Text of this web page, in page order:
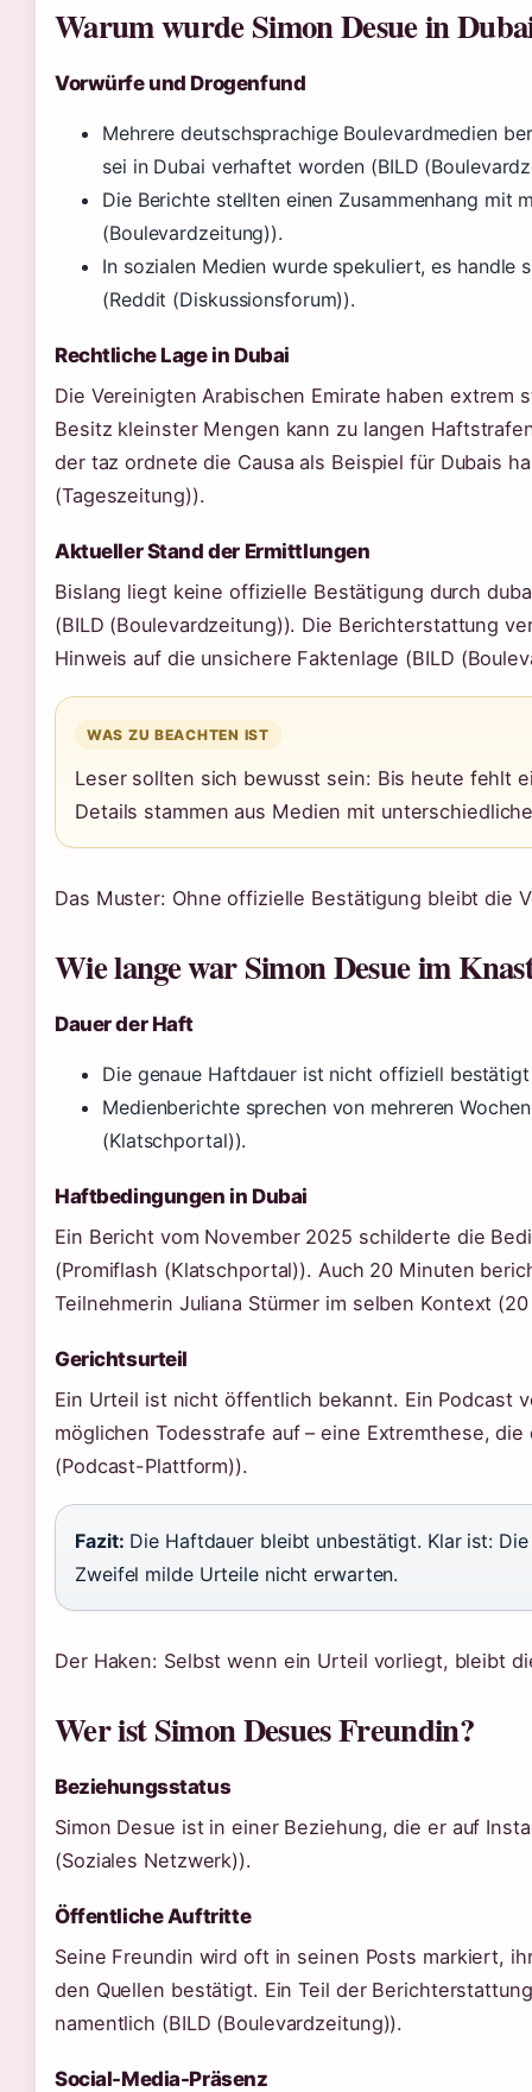
Warum wurde Simon Desue in
Vorwürfe und Drogenfund
Mehrere deutschsprachige Boulevardmedien
sei in Dubai verhaftet worden (BILD
Die Berichte stellten einen Zusammenhang mit
(Boulevardzeitung)).
In sozialen Medien wurde spekuliert, es handle
(Reddit (Diskussionsforum)).
Rechtliche Lage in Dubai
Die Vereinigten Arabischen Emirate haben extrem
Besitz kleinster Mengen kann zu langen
der taz ordnete die Causa als Beispiel für Dubais
(Tageszeitung)).
Aktueller Stand der Ermittlungen
Bislang liegt keine offizielle Bestätigung durch
(BILD (Boulevardzeitung)). Die Berichterstattung
Hinweis auf die unsichere Faktenlage (BILD
WAS ZU BEACHTEN IST
Leser sollten sich bewusst sein: Bis heute fehlt
Details stammen aus Medien mit
Das Muster: Ohne offizielle Bestätigung bleibt die
Wie lange war Simon Desue im
Dauer der Haft
Die genaue Haftdauer ist nicht offiziell
Medienberichte sprechen von mehreren
(Klatschportal)).
Haftbedingungen in Dubai
Ein Bericht vom November 2025 schilderte die
(Promiflash (Klatschportal)). Auch 20 Minuten
Teilnehmerin Juliana Stürmer im selben Kontext
Gerichtsurteil
Ein Urteil ist nicht öffentlich bekannt. Ein Podcast
möglichen Todesstrafe auf – eine Extremthese,
(Podcast-Plattform)).
Fazit: Die Haftdauer bleibt unbestätigt. Klar ist:
Zweifel milde Urteile nicht erwarten.
Der Haken: Selbst wenn ein Urteil vorliegt, bleibt
Wer ist Simon Desues Freundin?
Beziehungsstatus
Simon Desue ist in einer Beziehung, die er auf
(Soziales Netzwerk)).
Öffentliche Auftritte
Seine Freundin wird oft in seinen Posts markiert,
den Quellen bestätigt. Ein Teil der
namentlich (BILD (Boulevardzeitung)).
Social-Media-Präsenz